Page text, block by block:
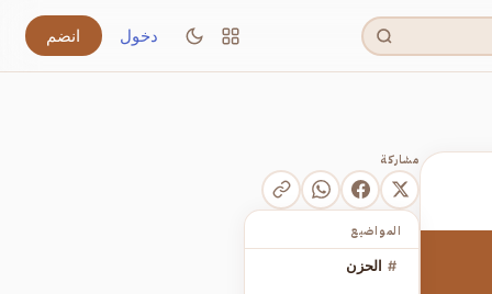
دخول انضم
مشاركة
المواضيع
# الحزن